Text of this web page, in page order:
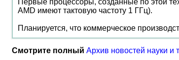
Первые процессоры, созданные по этой
AMD имеют тактовую частоту 1 ГГц).
Планируется, что коммерческое
Смотрите полный Архив новостей науки и